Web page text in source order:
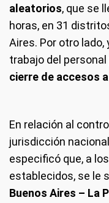
aleatorios, que se
horas, en 31
Aires. Por otro lado,
trabajo del
cierre de accesos
En relación al
jurisdicción
especificó que, a
establecidos, se le
Buenos Aires – La